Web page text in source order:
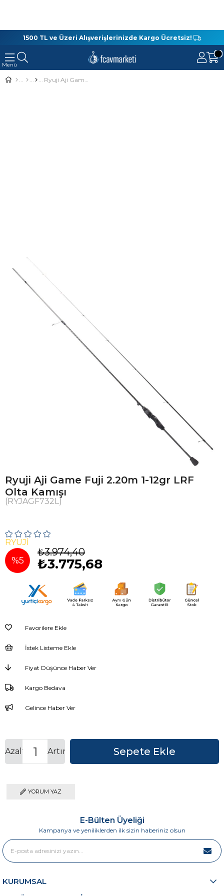
1500 TL ve Üzeri Alışverişlerinizde Kargo Ücretsiz!
Ryuji Aji Game Fuji 2.20m 1-12gr LRF Olta Kamışı
Ryuji Aji Game Fuji 2.20m 1-12gr LRF
Olta Kamışı
(RYJAGF732L)
RYUJI
%5
İndirim
₺3.974,40
₺3.775,68
Favorilere Ekle
İstek Listeme Ekle
Fiyat Düşünce Haber Ver
Kargo Bedava
Gelince Haber Ver
Artır
Azalt
YORUM YAZ
E-Bülten Üyeliği
Kampanya ve yeniliklerden ilk sizin haberiniz olsun
KURUMSAL